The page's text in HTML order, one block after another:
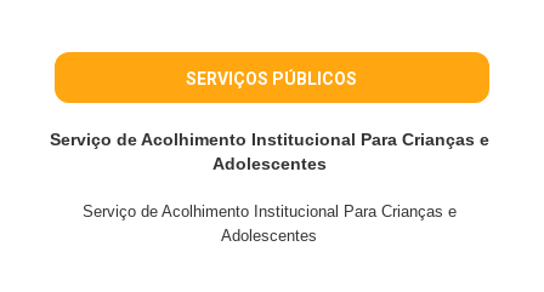
SERVIÇOS PÚBLICOS
Serviço de Acolhimento Institucional Para Crianças e
Adolescentes
Serviço de Acolhimento Institucional Para Crianças e
Adolescentes